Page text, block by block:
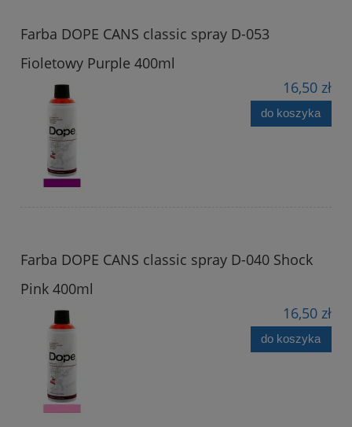
Farba DOPE CANS classic spray D-053
Fioletowy Purple 400ml
16,50 zł
do koszyka
Farba DOPE CANS classic spray D-040 Shock
Pink 400ml
16,50 zł
do koszyka